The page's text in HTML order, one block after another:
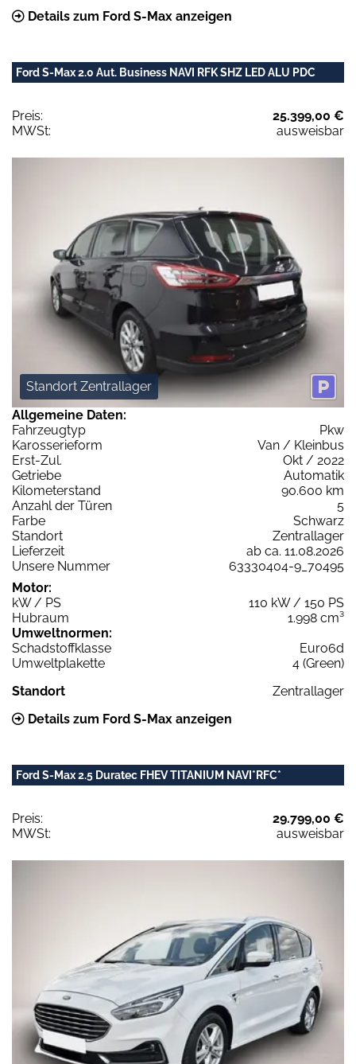
Details zum Ford S-Max anzeigen
Ford S-Max 2.0 Aut. Business NAVI RFK SHZ LED ALU PDC
Preis:
25.399,00 €
MWSt:
ausweisbar
Standort Zentrallager
Allgemeine Daten:
Fahrzeugtyp
Pkw
Karosserieform
Van / Kleinbus
Erst-Zul.
Okt / 2022
Getriebe
Automatik
Kilometerstand
90.600 km
Anzahl der Türen
5
Farbe
Schwarz
Standort
Zentrallager
Lieferzeit
ab ca. 11.08.2026
Unsere Nummer
63330404-9_70495
Motor:
kW / PS
110 kW / 150 PS
Hubraum
1.998 cm³
Umweltnormen:
Schadstoffklasse
Euro6d
Umweltplakette
4 (Green)
Standort
Zentrallager
Details zum Ford S-Max anzeigen
Ford S-Max 2.5 Duratec FHEV TITANIUM NAVI*RFC*
Preis:
29.799,00 €
MWSt:
ausweisbar